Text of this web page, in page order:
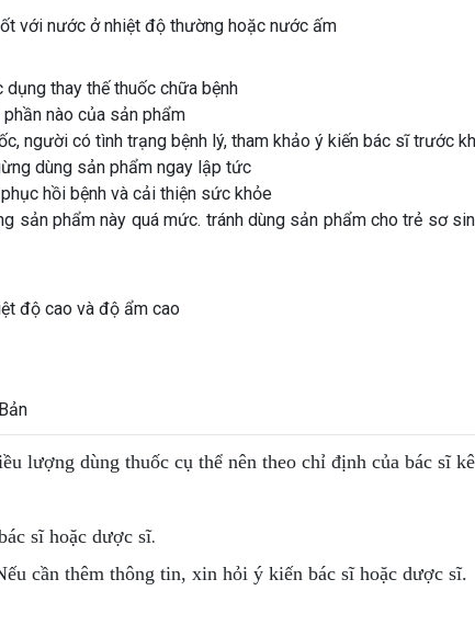
với nước ở nhiệt độ thường hoặc nước ấm
thay thế thuốc chữa bệnh
nào của sản phẩm
người có tình trạng bệnh lý, tham khảo ý kiến bác sĩ trước
dùng sản phẩm ngay lập tức
hồi bệnh và cải thiện sức khỏe
sản phẩm này quá mức. tránh dùng sản phẩm cho trẻ sơ
độ cao và độ ẩm cao
lượng dùng thuốc cụ thể nên theo chỉ định của bác sĩ
sĩ hoặc dược sĩ.
cần thêm thông tin, xin hỏi ý kiến bác sĩ hoặc dược sĩ.